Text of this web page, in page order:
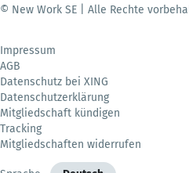
© New Work SE | Alle Rechte
Impressum
AGB
Datenschutz bei XING
Datenschutzerklärung
Mitgliedschaft kündigen
Tracking
Mitgliedschaften widerrufen